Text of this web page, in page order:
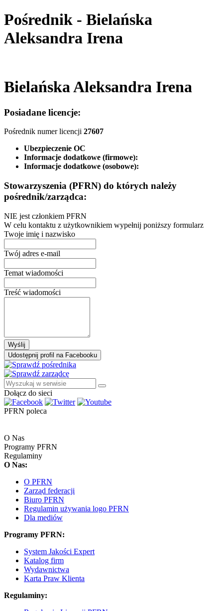
Pośrednik - Bielańska
Aleksandra Irena
Bielańska Aleksandra Irena
Posiadane licencje:
Pośrednik numer licencji 27607
Ubezpieczenie OC
Informacje dodatkowe (firmowe):
Informacje dodatkowe (osobowe):
Stowarzyszenia (PFRN) do których należy
pośrednik/zarządca:
NIE jest członkiem PFRN
W celu kontaktu z użytkownikiem wypełnij poniższy formularz
Twoje imię i nazwisko
Twój adres e-mail
Temat wiadomości
Treść wiadomości
Wyślij
Udostępnij profil na Facebooku
Dołącz do sieci
PFRN poleca
O Nas
Programy PFRN
Regulaminy
O Nas:
O PFRN
Zarząd federacji
Biuro PFRN
Regulamin używania logo PFRN
Dla mediów
Programy PFRN:
System Jakości Expert
Katalog firm
Wydawnictwa
Karta Praw Klienta
Regulaminy: